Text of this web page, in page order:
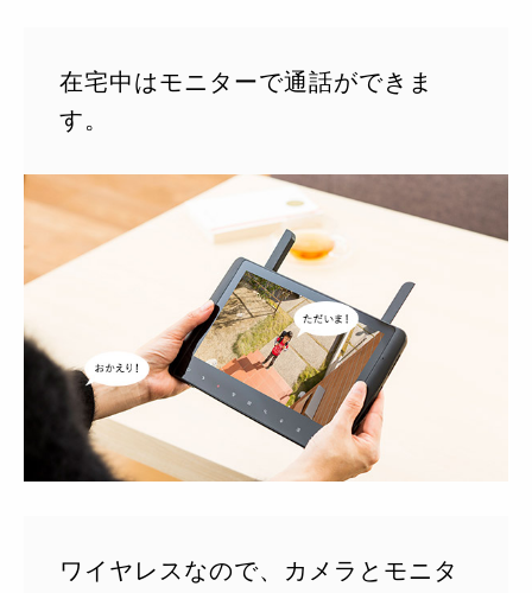
在宅中はモニターで通話ができま
す。
ワイヤレスなので、カメラとモニタ